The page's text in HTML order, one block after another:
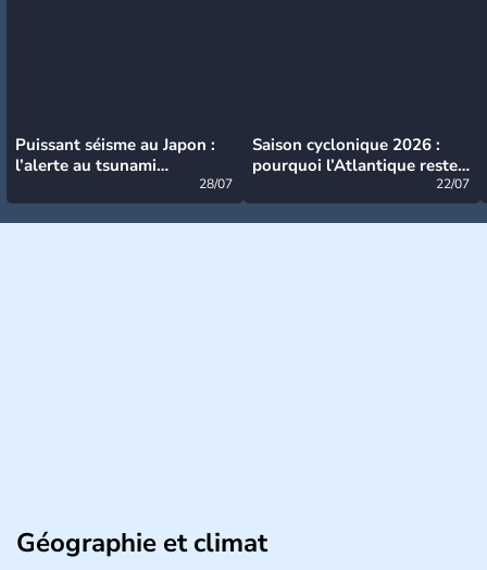
Puissant séisme au Japon :
l’alerte au tsunami
28/07
Saison cyclonique 2026 :
pourquoi l’Atlantique reste
22/07
Géographie et climat